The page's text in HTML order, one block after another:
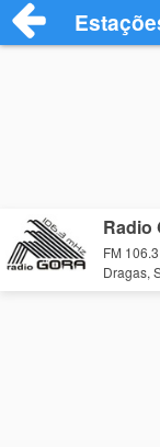
Radio
FM 106.3
Dragas,